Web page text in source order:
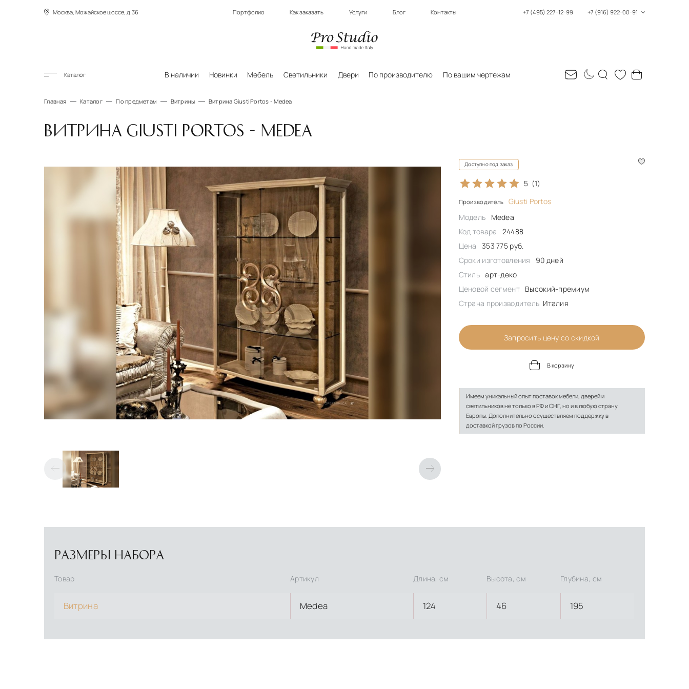
Москва, Можайское шоссе, д.36 Портфолио Как заказать Услуги Блог Контакты +7 (495) 227-12-99 +7 (916) 922-00-91
Каталог В наличии Новинки Мебель Светильники Двери По производителю По вашим чертежам
Главная Каталог По предметам Витрины Витрина Giusti Portos - Medea
ВИТРИНА GIUSTI PORTOS - MEDEA
Доступно под заказ
5 (1)
Производитель
Giusti Portos
Модель
Medea
Код товара
24488
Цена
353 775 руб.
Сроки изготовления
90 дней
Стиль арт-деко
Ценовой сегмент Высокий-премиум
Страна производитель Италия
Запросить цену со скидкой
В корзину
Имеем уникальный опыт поставок мебели, дверей и
светильников не только в РФ и СНГ, но и в любую страну
Европы. Дополнительно осуществляем поддержку в
доставкой грузов по России.
РАЗМЕРЫ НАБОРА
Товар Артикул Длина, см Высота, см Глубина, см
Витрина Medea 124 46 195